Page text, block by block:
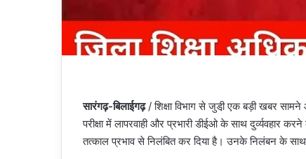
सारंगढ़-बिलाईगढ़/ शिक्षा विभाग से जुडी़ एक बड़ी खबर सामने
परीक्षा में लापरवाही और प्रभारी डीईओ के साथ दुर्व्यवहार
तत्काल प्रभाव से निलंबित कर दिया है। उनके निलंबन के साथ